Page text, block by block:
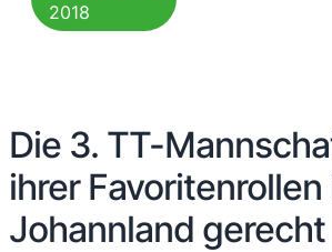
2018
Die 3. TT-
ihrer Favoritenrollen
Johannland gerecht